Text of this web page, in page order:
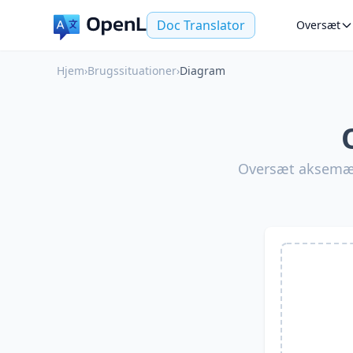
Doc Translator Oversæt
Hjem›Brugssituationer›Diagram
Oversæt